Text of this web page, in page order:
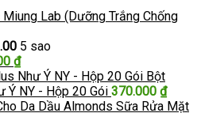
Lab (Dưỡng Trắng Chống
5 sao
₫.
₫Giá
hiện
tại
là:
Bột
Ý NY - Hộp 20 Gói 370.000 ₫
Sữa Rửa Mặt